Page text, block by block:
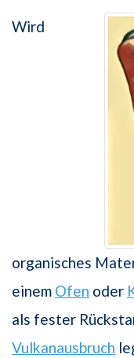
Wird
organisches
einem Ofen oder
als fester
Vulkanausbruch